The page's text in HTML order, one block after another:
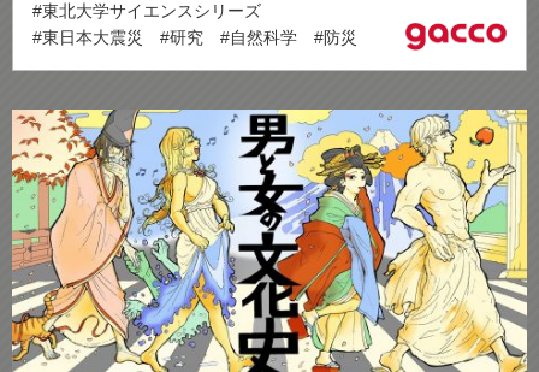
#東北大学サイエンスシリーズ
#東日本大震災
#研究 #自然科学 #防災